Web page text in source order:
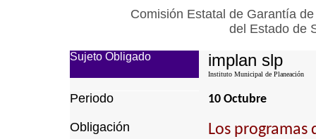
Comisión Estatal de Garantía
del Estado de
Sujeto Obligado implan slp
Instituto Municipal de Planeación
Periodo 10 Octubre
Obligación
Los